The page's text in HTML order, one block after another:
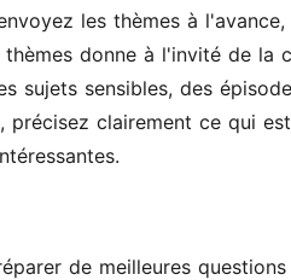
les thèmes à
thèmes donne à l'invité de la
sujets sensibles, des
précisez clairement ce qui
de meilleures